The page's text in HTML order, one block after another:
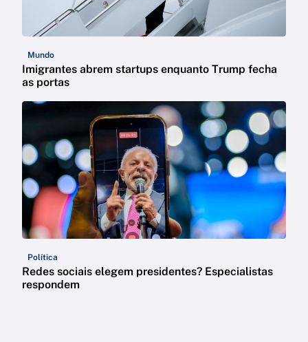
Mundo
Imigrantes abrem startups enquanto Trump fecha
as portas
Política
Redes sociais elegem presidentes? Especialistas
respondem